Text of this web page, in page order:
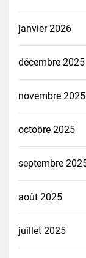
janvier 2026
décembre 2025
novembre 2025
octobre 2025
septembre
août 2025
juillet 2025